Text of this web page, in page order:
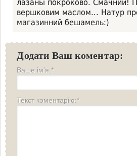
лазаньї покроково. Смачний!
вершковим маслом... Натур
магазинний бешамель:)
Додати Ваш коментар:
Ваше ім'я:*
Текст коментарію:*